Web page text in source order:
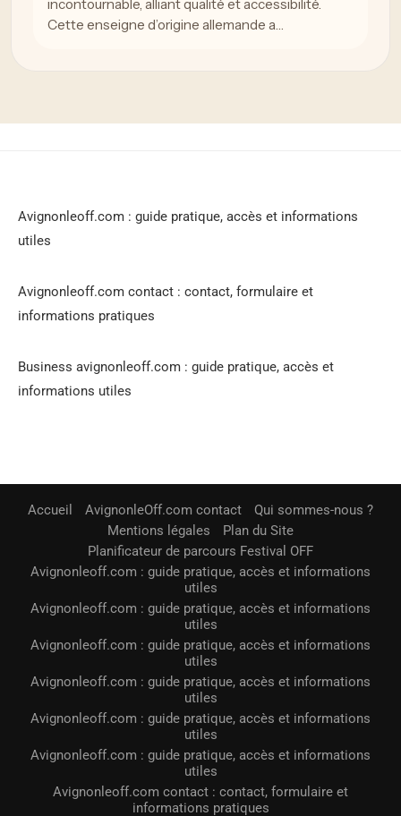
incontournable, alliant qualité et accessibilité.
Cette enseigne d’origine allemande a…
Avignonleoff.com : guide pratique, accès et informations
utiles
Avignonleoff.com contact : contact, formulaire et
informations pratiques
Business avignonleoff.com : guide pratique, accès et
informations utiles
Accueil AvignonleOff.com contact
Qui sommes-nous ?
Mentions légales
Plan du Site
Planificateur de parcours Festival OFF
Avignonleoff.com : guide pratique, accès et informations
utiles
Avignonleoff.com : guide pratique, accès et informations
utiles
Avignonleoff.com : guide pratique, accès et informations
utiles
Avignonleoff.com : guide pratique, accès et informations
utiles
Avignonleoff.com : guide pratique, accès et informations
utiles
Avignonleoff.com : guide pratique, accès et informations
utiles
Avignonleoff.com contact : contact, formulaire et
informations pratiques